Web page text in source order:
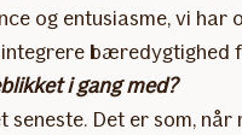
og entusiasme, vi
bæredygtighed
i gang med?
Det er som,